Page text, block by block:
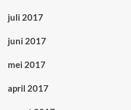
juli 2017
juni 2017
mei 2017
april 2017